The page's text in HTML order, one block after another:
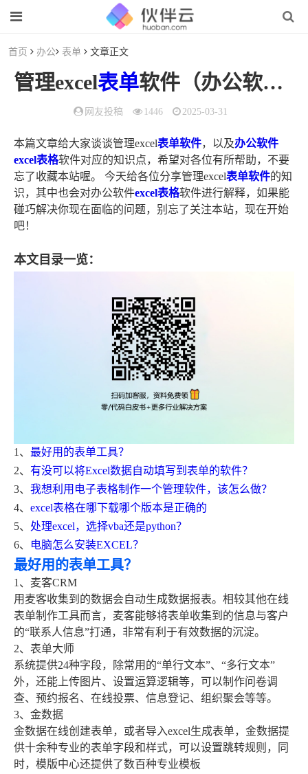
首页 办公 表单 文章正文
管理excel表单软件（办公软件excel
网友投稿 1446 2025-03-31
本篇文章给大家谈谈管理excel表单软件，以及办公软件
excel表格软件对应的知识点，希望对各位有所帮助，不要
忘了收藏本站喔。 今天给各位分享管理excel表单软件的知
识，其中也会对办公软件excel表格软件进行解释，如果能
碰巧解决你现在面临的问题，别忘了关注本站，现在开始
吧！
本文目录一览：
1、 最好用的表单工具？
2、 有没可以将Excel数据自动填写到表单的软件？
3、 我想利用电子表格制作一个管理软件，该怎么做？
4、 excel表格在哪下载哪个版本是正确的
5、 处理excel，选择vba还是python？
6、
电脑怎么安装EXCEL？
最好用的表单工具？
1、麦客CRM
用麦客收集到的数据会自动生成数据报表。相较其他在线
表单制作工具而言，麦客能够将表单收集到的信息与客户
的“联系人信息”打通，非常有利于有效数据的沉淀。
2、表单大师
系统提供24种字段，除常用的“单行文本”、“多行文本”
外，还能上传图片、设置运算逻辑等，可以制作问卷调
查、预约报名、在线投票、信息登记、组织聚会等等。
3、金数据
金数据在线创建表单，或者导入excel生成表单，金数据提
供十余种专业的表单字段和样式，可以设置跳转规则，同
时，模版中心还提供了数百种专业模板